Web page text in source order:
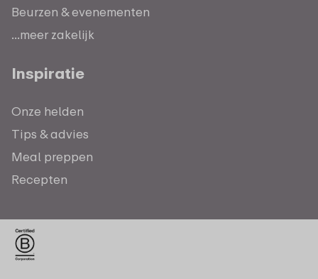
Beurzen & evenementen
...meer zakelijk
Inspiratie
Onze helden
Tips & advies
Meal preppen
Recepten